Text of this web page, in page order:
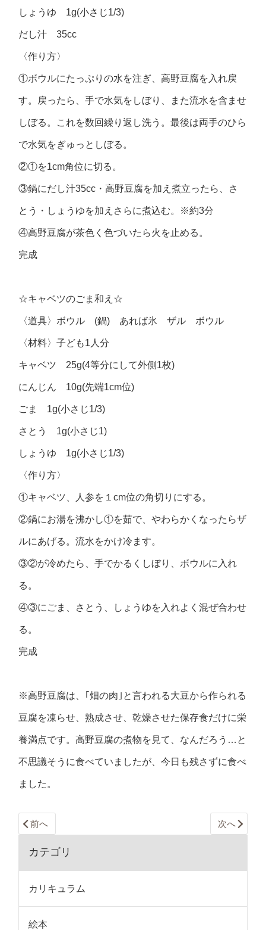
しょうゆ 1g(小さじ1/3)
だし汁 35cc
〈作り方〉
①ボウルにたっぷりの水を注ぎ、高野豆腐を入れ戻
す。戻ったら、手で水気をしぼり、また流水を含ませ
しぼる。これを数回繰り返し洗う。最後は両手のひら
で水気をぎゅっとしぼる。
②①を1cm角位に切る。
③鍋にだし汁35cc・高野豆腐を加え煮立ったら、さ
とう・しょうゆを加えさらに煮込む。※約3分
④高野豆腐が茶色く色づいたら火を止める。
完成
☆キャベツのごま和え☆
〈道具〉ボウル (鍋) あれば氷 ザル ボウル
〈材料〉子ども1人分
キャベツ 25g(4等分にして外側1枚)
にんじん 10g(先端1cm位)
ごま 1g(小さじ1/3)
さとう 1g(小さじ1)
しょうゆ 1g(小さじ1/3)
〈作り方〉
①キャベツ、人参を１cm位の角切りにする。
②鍋にお湯を沸かし①を茹で、やわらかくなったらザ
ルにあげる。流水をかけ冷ます。
③②が冷めたら、手でかるくしぼり、ボウルに入れ
る。
④③にごま、さとう、しょうゆを入れよく混ぜ合わせ
る。
完成
※高野豆腐は、｢畑の肉｣と言われる大豆から作られる
豆腐を凍らせ、熟成させ、乾燥させた保存食だけに栄
養満点です。高野豆腐の煮物を見て、なんだろう…と
不思議そうに食べていましたが、今日も残さずに食べ
ました。
前へ 次へ
カテゴリ
カリキュラム
絵本